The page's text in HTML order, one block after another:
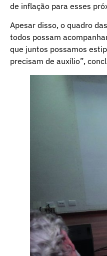
de inflação para esses
Apesar disso, o quadro
todos possam
que juntos possamos
precisam de auxílio”,